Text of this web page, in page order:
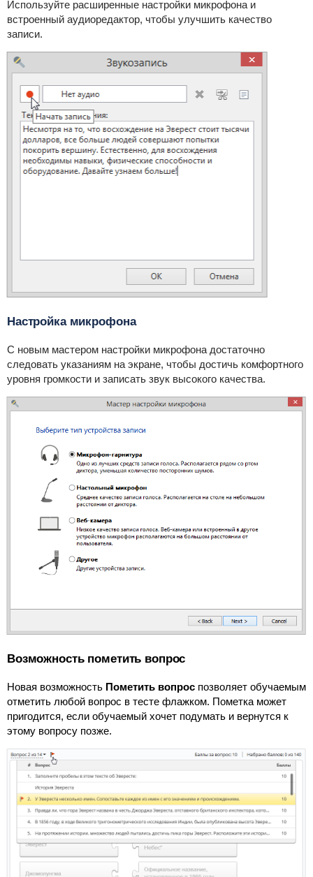
Используйте расширенные настройки микрофона и
встроенный аудиоредактор, чтобы улучшить качество
записи.
Настройка микрофона
С новым мастером настройки микрофона достаточно
следовать указаниям на экране, чтобы достичь комфортного
уровня громкости и записать звук высокого качества.
Возможность пометить вопрос
Новая возможностьПометить вопроспозволяет обучаемым
отметить любой вопрос в тесте флажком. Пометка может
пригодится, если обучаемый хочет подумать и вернутся к
этому вопросу позже.